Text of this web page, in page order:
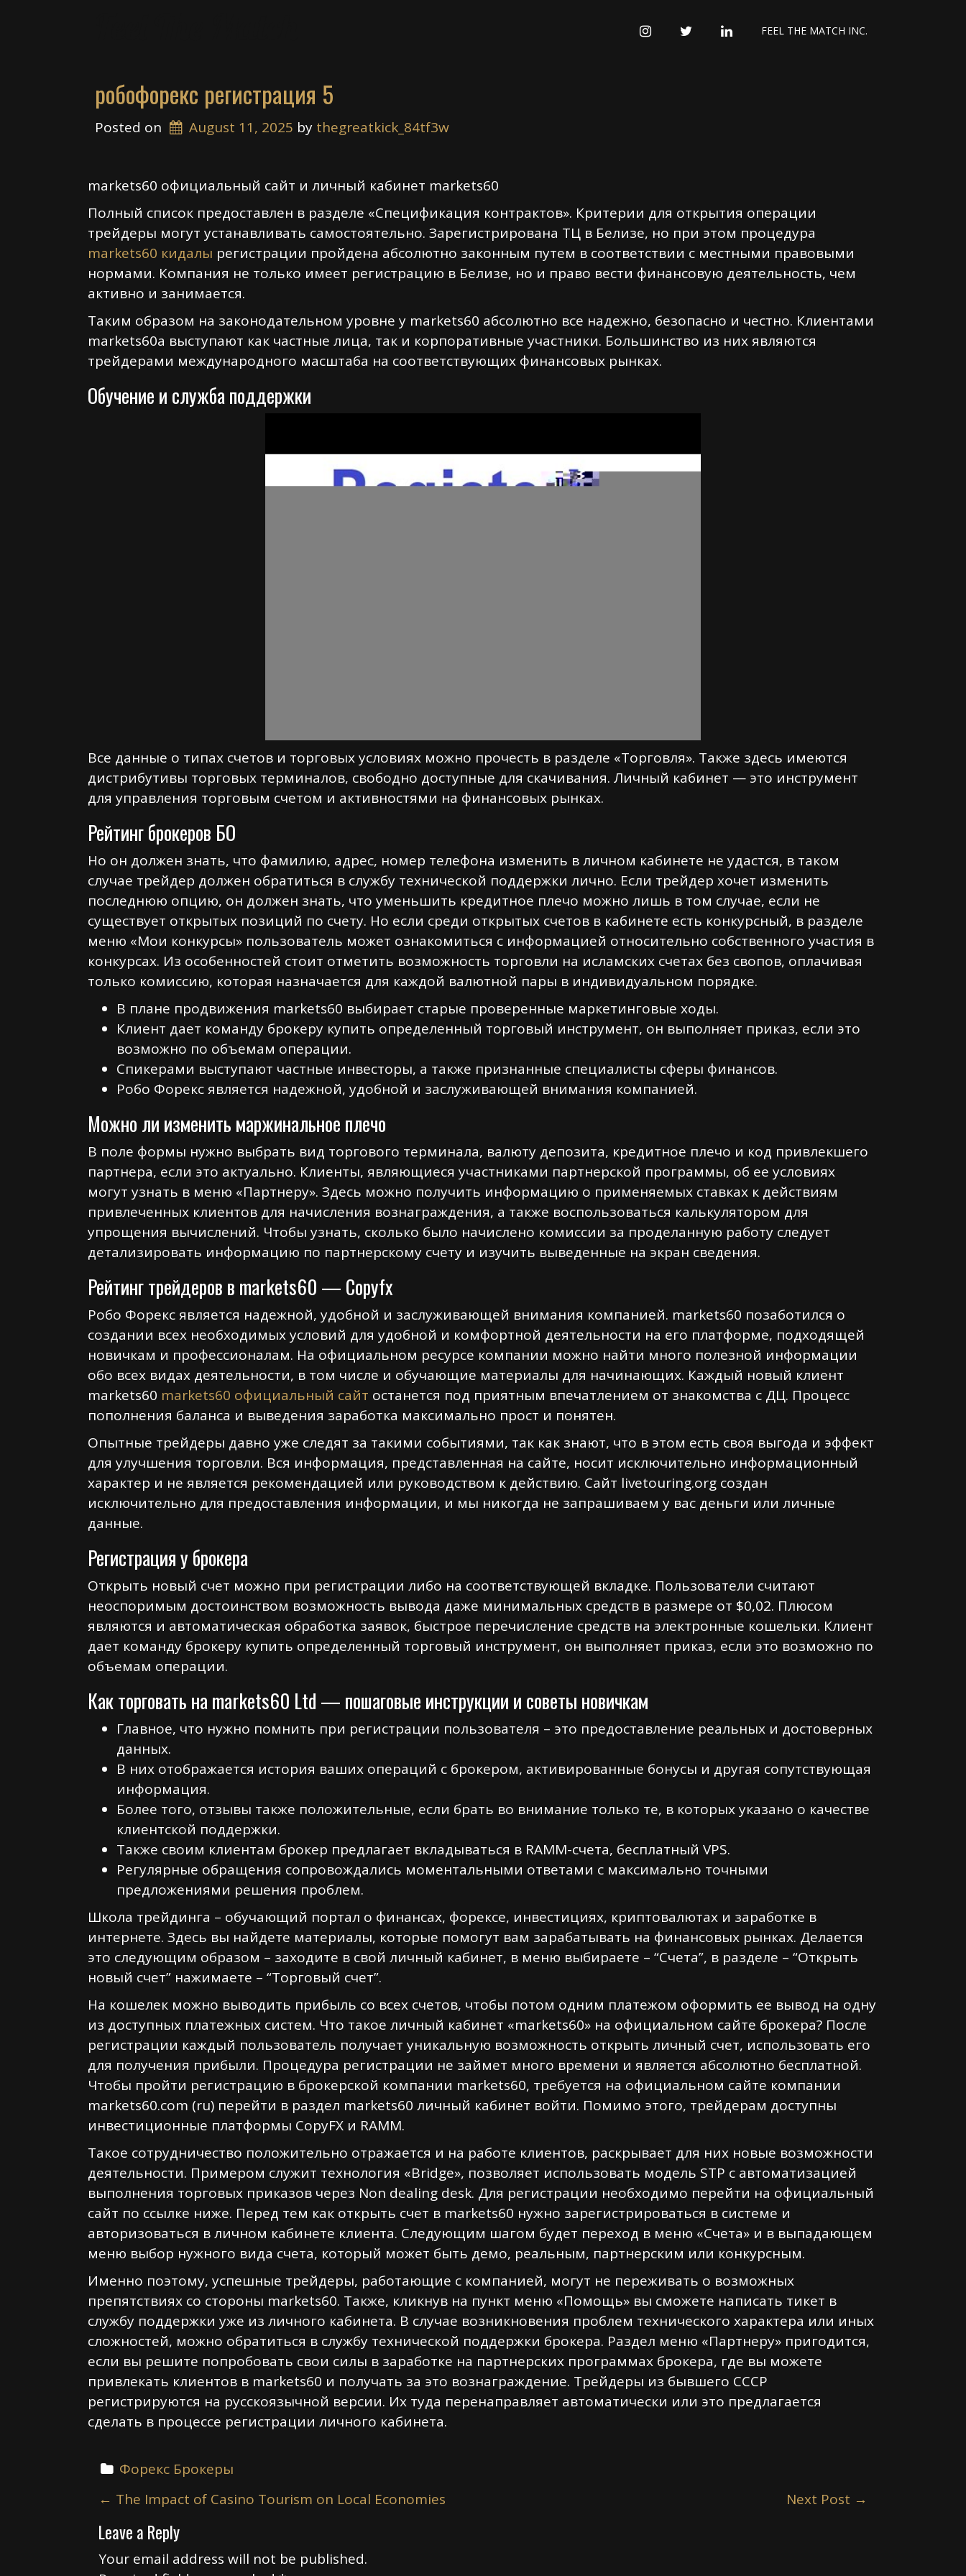
INSTAGRAMTWITTERLINKEDINFEEL THE MATCH INC.
робофорекс регистрация 5
Posted on August 11, 2025 by thegreatkick_84tf3w
markets60 официальный сайт и личный кабинет markets60
Полный список предоставлен в разделе «Спецификация контрактов». Критерии для открытия операции
трейдеры могут устанавливать самостоятельно. Зарегистрирована ТЦ в Белизе, но при этом процедура
markets60 кидалы регистрации пройдена абсолютно законным путем в соответствии с местными правовыми
нормами. Компания не только имеет регистрацию в Белизе, но и право вести финансовую деятельность, чем
активно и занимается.
Таким образом на законодательном уровне у markets60 абсолютно все надежно, безопасно и честно. Клиентами
markets60а выступают как частные лица, так и корпоративные участники. Большинство из них являются
трейдерами международного масштаба на соответствующих финансовых рынках.
Обучение и служба поддержки
Все данные о типах счетов и торговых условиях можно прочесть в разделе «Торговля». Также здесь имеются
дистрибутивы торговых терминалов, свободно доступные для скачивания. Личный кабинет — это инструмент
для управления торговым счетом и активностями на финансовых рынках.
Рейтинг брокеров БО
Но он должен знать, что фамилию, адрес, номер телефона изменить в личном кабинете не удастся, в таком
случае трейдер должен обратиться в службу технической поддержки лично. Если трейдер хочет изменить
последнюю опцию, он должен знать, что уменьшить кредитное плечо можно лишь в том случае, если не
существует открытых позиций по счету. Но если среди открытых счетов в кабинете есть конкурсный, в разделе
меню «Мои конкурсы» пользователь может ознакомиться с информацией относительно собственного участия в
конкурсах. Из особенностей стоит отметить возможность торговли на исламских счетах без свопов, оплачивая
только комиссию, которая назначается для каждой валютной пары в индивидуальном порядке.
В плане продвижения markets60 выбирает старые проверенные маркетинговые ходы.
Клиент дает команду брокеру купить определенный торговый инструмент, он выполняет приказ, если это
возможно по объемам операции.
Спикерами выступают частные инвесторы, а также признанные специалисты сферы финансов.
Робо Форекс является надежной, удобной и заслуживающей внимания компанией.
Можно ли изменить маржинальное плечо
В поле формы нужно выбрать вид торгового терминала, валюту депозита, кредитное плечо и код привлекшего
партнера, если это актуально. Клиенты, являющиеся участниками партнерской программы, об ее условиях
могут узнать в меню «Партнеру». Здесь можно получить информацию о применяемых ставках к действиям
привлеченных клиентов для начисления вознаграждения, а также воспользоваться калькулятором для
упрощения вычислений. Чтобы узнать, сколько было начислено комиссии за проделанную работу следует
детализировать информацию по партнерскому счету и изучить выведенные на экран сведения.
Рейтинг трейдеров в markets60 — Copyfx
Робо Форекс является надежной, удобной и заслуживающей внимания компанией. markets60 позаботился о
создании всех необходимых условий для удобной и комфортной деятельности на его платформе, подходящей
новичкам и профессионалам. На официальном ресурсе компании можно найти много полезной информации
обо всех видах деятельности, в том числе и обучающие материалы для начинающих. Каждый новый клиент
markets60 markets60 официальный сайт останется под приятным впечатлением от знакомства с ДЦ. Процесс
пополнения баланса и выведения заработка максимально прост и понятен.
Опытные трейдеры давно уже следят за такими событиями, так как знают, что в этом есть своя выгода и эффект
для улучшения торговли. Вся информация, представленная на сайте, носит исключительно информационный
характер и не является рекомендацией или руководством к действию. Сайт livetouring.org создан
исключительно для предоставления информации, и мы никогда не запрашиваем у вас деньги или личные
данные.
Регистрация у брокера
Открыть новый счет можно при регистрации либо на соответствующей вкладке. Пользователи считают
неоспоримым достоинством возможность вывода даже минимальных средств в размере от $0,02. Плюсом
являются и автоматическая обработка заявок, быстрое перечисление средств на электронные кошельки. Клиент
дает команду брокеру купить определенный торговый инструмент, он выполняет приказ, если это возможно по
объемам операции.
Как торговать на markets60 Ltd — пошаговые инструкции и советы новичкам
Главное, что нужно помнить при регистрации пользователя – это предоставление реальных и достоверных
данных.
В них отображается история ваших операций с брокером, активированные бонусы и другая сопутствующая
информация.
Более того, отзывы также положительные, если брать во внимание только те, в которых указано о качестве
клиентской поддержки.
Также своим клиентам брокер предлагает вкладываться в RAMM-счета, бесплатный VPS.
Регулярные обращения сопровождались моментальными ответами с максимально точными
предложениями решения проблем.
Школа трейдинга – обучающий портал о финансах, форексе, инвестициях, криптовалютах и заработке в
интернете. Здесь вы найдете материалы, которые помогут вам зарабатывать на финансовых рынках. Делается
это следующим образом – заходите в свой личный кабинет, в меню выбираете – “Счета”, в разделе – “Открыть
новый счет” нажимаете – “Торговый счет”.
На кошелек можно выводить прибыль со всех счетов, чтобы потом одним платежом оформить ее вывод на одну
из доступных платежных систем. Что такое личный кабинет «markets60» на официальном сайте брокера? После
регистрации каждый пользователь получает уникальную возможность открыть личный счет, использовать его
для получения прибыли. Процедура регистрации не займет много времени и является абсолютно бесплатной.
Чтобы пройти регистрацию в брокерской компании markets60, требуется на официальном сайте компании
markets60.com (ru) перейти в раздел markets60 личный кабинет войти. Помимо этого, трейдерам доступны
инвестиционные платформы CopyFX и RAMM.
Такое сотрудничество положительно отражается и на работе клиентов, раскрывает для них новые возможности
деятельности. Примером служит технология «Bridge», позволяет использовать модель STP с автоматизацией
выполнения торговых приказов через Non dealing desk. Для регистрации необходимо перейти на официальный
сайт по ссылке ниже. Перед тем как открыть счет в markets60 нужно зарегистрироваться в системе и
авторизоваться в личном кабинете клиента. Следующим шагом будет переход в меню «Счета» и в выпадающем
меню выбор нужного вида счета, который может быть демо, реальным, партнерским или конкурсным.
Именно поэтому, успешные трейдеры, работающие с компанией, могут не переживать о возможных
препятствиях со стороны markets60. Также, кликнув на пункт меню «Помощь» вы сможете написать тикет в
службу поддержки уже из личного кабинета. В случае возникновения проблем технического характера или иных
сложностей, можно обратиться в службу технической поддержки брокера. Раздел меню «Партнеру» пригодится,
если вы решите попробовать свои силы в заработке на партнерских программах брокера, где вы можете
привлекать клиентов в markets60 и получать за это вознаграждение. Трейдеры из бывшего СССР
регистрируются на русскоязычной версии. Их туда перенаправляет автоматически или это предлагается
сделать в процессе регистрации личного кабинета.
Форекс Брокеры
P
o
s
t
← The Impact of Casino Tourism on Local Economies Next Post →
Leave a Reply
Your email address will not be published.